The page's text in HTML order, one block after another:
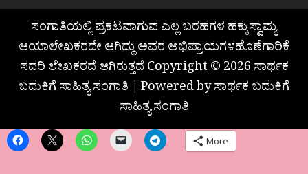
ಸಂಗಾತಿಯಲ್ಲಿ ಪ್ರಕಟವಾಗುವ ಎಲ್ಲ ಬರಹಗಳ ಹಕ್ಕುಸ್ವಾಮ್ಯ
ಆಯಾಲೇಖಕರದೇ ಆಗಿದ್ದು ಅವರ ಅಭಿಪ್ರಾಯಗಳಹೊಣೆಗಾರಿಕೆ
ಸದರಿ ಲೇಖಕರದೆ ಆಗಿರುತ್ತದೆ Copyright © 2026 ಸಾರ್ಥಕ
ಬದುಕಿಗೆ ಸಾಹಿತ್ಯ ಸಂಗಾತಿ | Powered by ಸಾರ್ಥಕ ಬದುಕಿಗೆ
ಸಾಹಿತ್ಯ ಸಂಗಾತಿ
More